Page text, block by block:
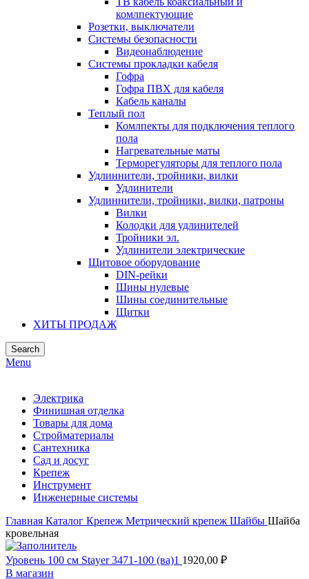
комлпектующие
Розетки, выключатели
Системы безопасности
Видеонаблюдение
Системы прокладки кабеля
Гофра
Гофра ПВХ для кабеля
Кабель каналы
Теплый пол
Комлпекты для подключения теплого
пола
Нагревательные маты
Терморегуляторы для теплого пола
Удлиннители, тройники, вилки
Удлинители
Удлиннители, тройники, вилки, патроны
Вилки
Колодки для удлинителей
Тройники эл.
Удлинители электрические
Щитовое оборудование
DIN-рейки
Шины нулевые
Шины соединительные
Щитки
ХИТЫ ПРОДАЖ
Search
Menu
Электрика
Финишная отделка
Товары для дома
Стройматериалы
Сантехника
Сад и досуг
Крепеж
Инструмент
Инженерные системы
Главная Каталог Крепеж Метрический крепеж Шайбы Шайба
кровельная
Уровень 100 см Stayer 3471-100 (ва)1 1920,00 ₽
В магазин